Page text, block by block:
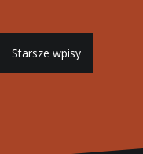
Nawigacja
po
Starsze wpisy